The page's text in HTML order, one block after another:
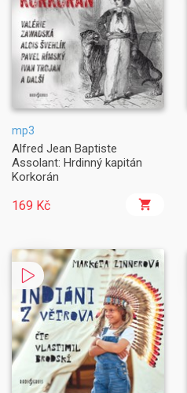
mp3
Alfred Jean Baptiste
Assolant: Hrdinný kapitán
Korkorán
169 Kč